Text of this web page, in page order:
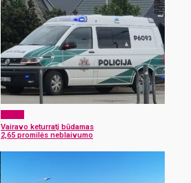
Vairavo keturratį būdamas
2,65 promilės neblaivumo